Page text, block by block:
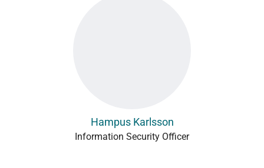
Hampus Karlsson
Information Security Officer